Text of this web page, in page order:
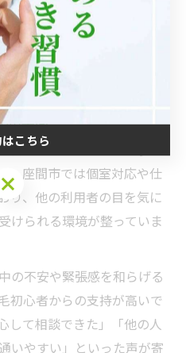
あります。初心者や敏感肌
や衛生管理もチェックポ
術空間
間のプライベート感は多く
。座間市では個室対応や仕
り、他の利用者の目を気に
けられる環境が整っていま
の不安や緊張感を和らげる
初心者からの支持が高いで
して相談できた」「他の人
いやすい」といった声が寄
こちら
こちら